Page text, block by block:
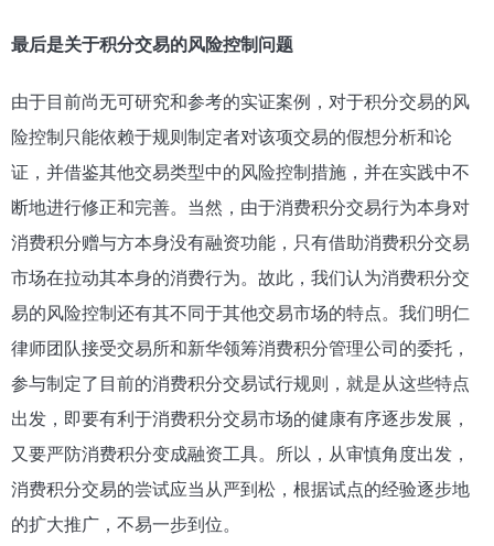
最后是关于积分交易的风险控制问题
由于目前尚无可研究和参考的实证案例，对于积分交易的风
险控制只能依赖于规则制定者对该项交易的假想分析和论
证，并借鉴其他交易类型中的风险控制措施，并在实践中不
断地进行修正和完善。当然，由于消费积分交易行为本身对
消费积分赠与方本身没有融资功能，只有借助消费积分交易
市场在拉动其本身的消费行为。故此，我们认为消费积分交
易的风险控制还有其不同于其他交易市场的特点。我们明仁
律师团队接受交易所和新华领筹消费积分管理公司的委托，
参与制定了目前的消费积分交易试行规则，就是从这些特点
出发，即要有利于消费积分交易市场的健康有序逐步发展，
又要严防消费积分变成融资工具。所以，从审慎角度出发，
消费积分交易的尝试应当从严到松，根据试点的经验逐步地
的扩大推广，不易一步到位。